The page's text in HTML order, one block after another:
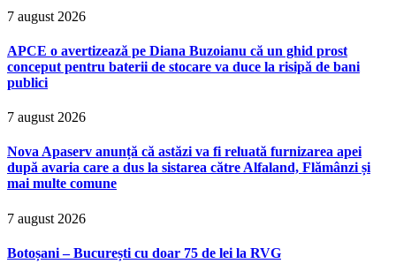
7 august 2026
APCE o avertizează pe Diana Buzoianu că un ghid prost
conceput pentru baterii de stocare va duce la risipă de bani
publici
7 august 2026
Nova Apaserv anunță că astăzi va fi reluată furnizarea apei
după avaria care a dus la sistarea către Alfaland, Flămânzi și
mai multe comune
7 august 2026
Botoșani – București cu doar 75 de lei la RVG